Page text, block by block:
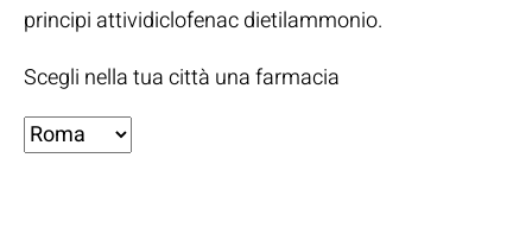
principi attividiclofenac dietilammonio.
Scegli nella tua città una farmacia